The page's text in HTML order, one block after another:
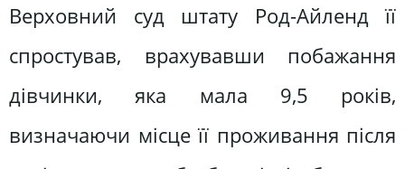
Верховний суд штату Род-Айленд її
спростував, врахувавши побажання
дівчинки, яка мала 9,5 років,
визначаючи місце її проживання після